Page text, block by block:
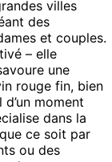
villes
des
et couples.
– elle
une
rouge fin, bien
moment
dans la
ce soit par
ou des